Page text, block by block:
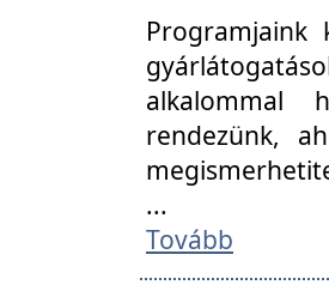
Programjaink
alkalommal
rendezünk,
...
Tovább